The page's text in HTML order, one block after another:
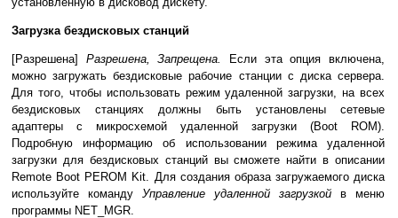
Загрузка бездисковых станций
[Разрешена] Разрешена, Запрещена.
Если эта опция включена,
можно загружать бездисковые рабочие станции с диска сервера.
Для того, чтобы использовать режим удаленной загрузки, на всех
бездисковых станциях должны быть установлены сетевые
адаптеры с микросхемой удаленной загрузки (Boot ROM).
Подробную информацию об использовании режима удаленной
загрузки для бездисковых станций вы сможете найти в описании
Remote Boot PEROM Kit. Для создания образа загружаемого диска
используйте команду Управление удаленной загрузкой в меню
программы NET_MGR.